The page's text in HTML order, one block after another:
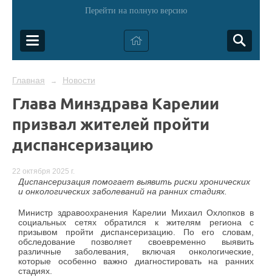
Перейти на полную версию
Главная → Новости
Глава Минздрава Карелии
призвал жителей пройти
диспансеризацию
22 октября 2025 г.
Диспансеризация помогает выявить риски хронических
и онкологических заболеваний на ранних стадиях.
Министр здравоохранения Карелии Михаил Охлопков в
социальных сетях обратился к жителям региона с
призывом пройти диспансеризацию. По его словам,
обследование позволяет своевременно выявить
различные заболевания, включая онкологические,
которые особенно важно диагностировать на ранних
стадиях.